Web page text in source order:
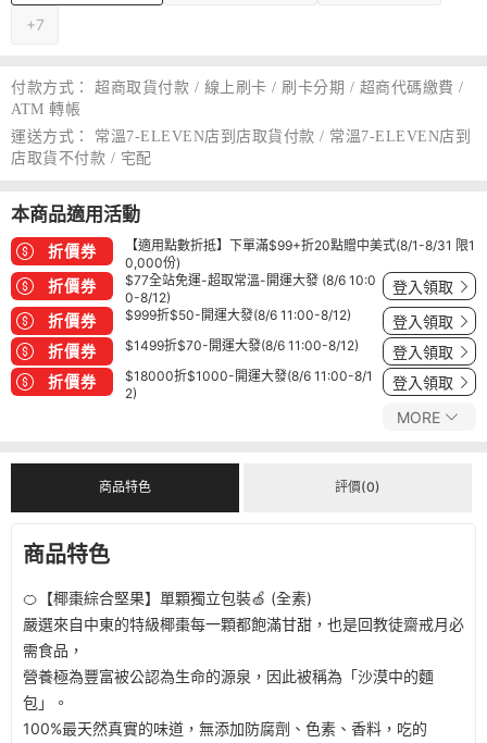
+7
付款方式：
超商取貨付款 / 線上刷卡 / 刷卡分期 / 超商代碼繳費 /
ATM 轉帳
運送方式：
常溫7-ELEVEN店到店取貨付款 / 常溫7-ELEVEN店到
店取貨不付款 / 宅配
本商品適用活動
折價券
【適用點數折抵】下單滿$99+折20點贈中美式(8/1-8/31 限1
0,000份)
折價券
$77全站免運-超取常溫-開運大發 (8/6 10:0
0-8/12)
登入領取
折價券 $999折$50-開運大發(8/6 11:00-8/12) 登入領取
折價券 $1499折$70-開運大發(8/6 11:00-8/12) 登入領取
折價券
$18000折$1000-開運大發(8/6 11:00-8/1
2)
登入領取
MORE
商品特色 評價(0)
商品特色
🍊【椰棗綜合堅果】單顆獨立包裝🍏 (全素)
嚴選來自中東的特級椰棗每一顆都飽滿甘甜，也是回教徒齋戒月必
需食品，
營養極為豐富被公認為生命的源泉，因此被稱為「沙漠中的麵
包」。
100%最天然真實的味道，無添加防腐劑、色素、香料，吃的